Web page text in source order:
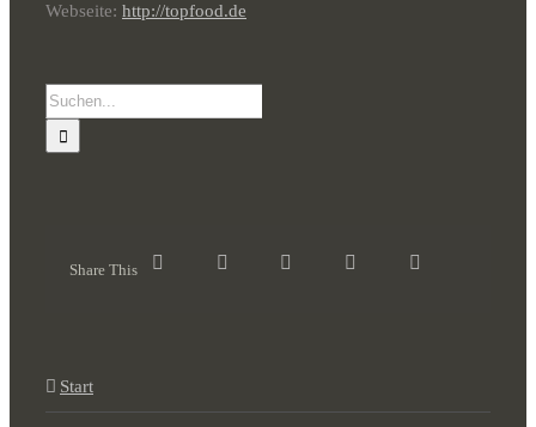
Webseite: http://topfood.de
Suche
nach:
Share This
Start